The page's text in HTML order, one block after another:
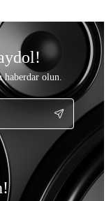
olun.